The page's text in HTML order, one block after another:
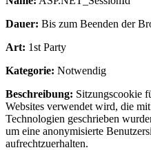
Dauer: Bis zum Beenden der
Art: 1st Party
Kategorie: Notwendig
Beschreibung: Sitzungscookie
Websites verwendet wird, die
Technologien geschrieben
um eine anonymisierte
aufrechtzuerhalten.